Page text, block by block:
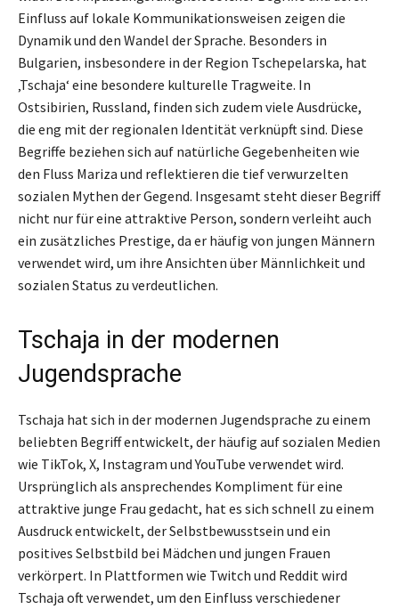
Einfluss auf lokale Kommunikationsweisen zeigen die
Dynamik und den Wandel der Sprache. Besonders in
Bulgarien, insbesondere in der Region Tschepelarska, hat
‚Tschaja‘ eine besondere kulturelle Tragweite. In
Ostsibirien, Russland, finden sich zudem viele Ausdrücke,
die eng mit der regionalen Identität verknüpft sind. Diese
Begriffe beziehen sich auf natürliche Gegebenheiten wie
den Fluss Mariza und reflektieren die tief verwurzelten
sozialen Mythen der Gegend. Insgesamt steht dieser Begriff
nicht nur für eine attraktive Person, sondern verleiht auch
ein zusätzliches Prestige, da er häufig von jungen Männern
verwendet wird, um ihre Ansichten über Männlichkeit und
sozialen Status zu verdeutlichen.
Tschaja in der modernen
Jugendsprache
Tschaja hat sich in der modernen Jugendsprache zu einem
beliebten Begriff entwickelt, der häufig auf sozialen Medien
wie TikTok, X, Instagram und YouTube verwendet wird.
Ursprünglich als ansprechendes Kompliment für eine
attraktive junge Frau gedacht, hat es sich schnell zu einem
Ausdruck entwickelt, der Selbstbewusstsein und ein
positives Selbstbild bei Mädchen und jungen Frauen
verkörpert. In Plattformen wie Twitch und Reddit wird
Tschaja oft verwendet, um den Einfluss verschiedener